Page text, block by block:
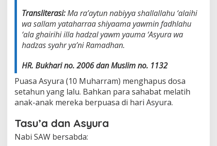
Transliterasi:Ma ra’aytun nabiyya shallallahu ‘alaihi
wa sallam yataharraa shiyaama yawmin fadhlahu
‘ala ghairihi illa hadzal yawm yauma ‘Asyura wa
hadzas syahr ya’ni Ramadhan.
HR. Bukhari no. 2006 dan Muslim no. 1132
Puasa Asyura (10 Muharram) menghapus dosa
setahun yang lalu. Bahkan para sahabat melatih
anak-anak mereka berpuasa di hari Asyura.
Tasu’a dan Asyura
Nabi SAW bersabda: